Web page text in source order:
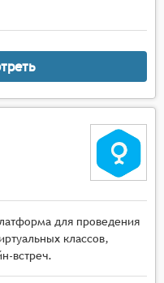
для проведения
классов,
встреч.